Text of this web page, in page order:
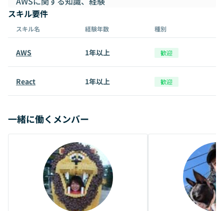
スキル要件
スキル名 経験年数 種別
AWS 1年以上 歓迎
React 1年以上 歓迎
一緒に働くメンバー